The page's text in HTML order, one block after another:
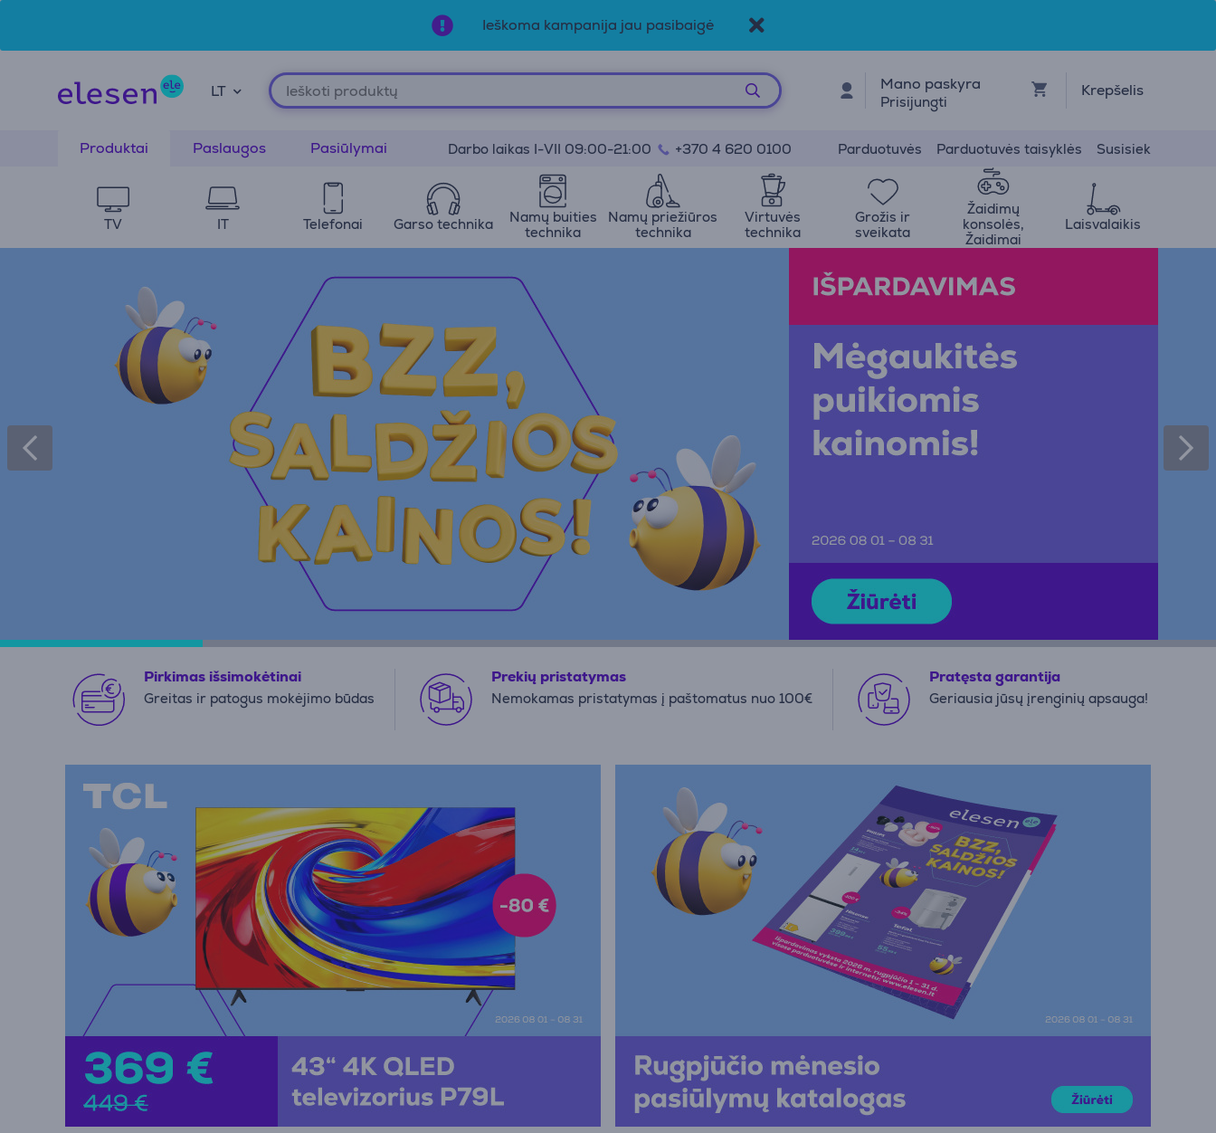
Ieškoma kampanija jau pasibaigė
LT Mano paskyra
Prisijungti
Krepšelis
Produktai Paslaugos Pasiūlymai Darbo laikas I-VII 09:00-21:00 +370 4 620 0100 Parduotuvės Parduotuvės taisyklės Susisiek
TV IT Telefonai Garso technika
Namų buities
technika
Namų priežiūros
technika
Virtuvės
technika
Grožis ir
sveikata
Žaidimų
konsolės,
Žaidimai
Laisvalaikis
Pirkimas išsimokėtinai
Greitas ir patogus mokėjimo būdas
Prekių pristatymas
Nemokamas pristatymas į paštomatus nuo 100€
Pratęsta garantija
Geriausia jūsų įrenginių apsauga!